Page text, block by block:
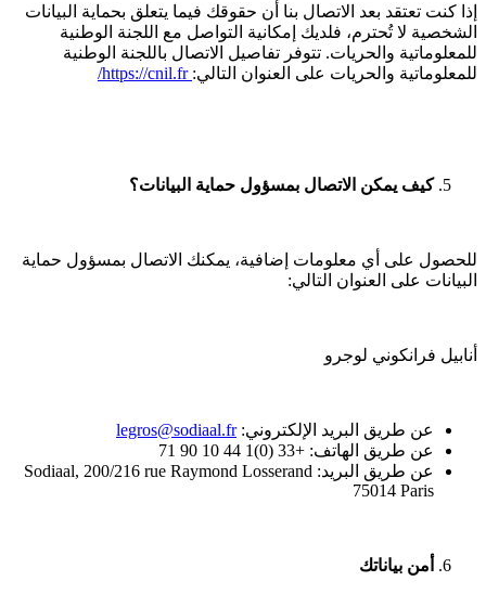
إذا كنت تعتقد بعد الاتصال بنا أن حقوقك فيما يتعلق بحماية البيانات
الشخصية لا تُحترم، فلديك إمكانية التواصل مع اللجنة الوطنية
للمعلوماتية والحريات. تتوفر تفاصيل الاتصال باللجنة الوطنية
للمعلوماتية والحريات على العنوان التالي: https://cnil.fr/
كيف يمكن الاتصال بمسؤول حماية البيانات؟
للحصول على أي معلومات إضافية، يمكنك الاتصال بمسؤول حماية
البيانات على العنوان التالي:
أنابيل فرانكوني لوجرو
عن طريق البريد الإلكتروني:legros@sodiaal.fr
عن طريق الهاتف: +33 (0)1 44 10 90 71
عن طريق البريد: Sodiaal, 200/216 rue Raymond Losserand
75014 Paris
أمن بياناتك